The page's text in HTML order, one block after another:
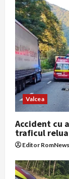
a
t
i
o
n Valcea
Accident cu
traficul
Editor RomNews